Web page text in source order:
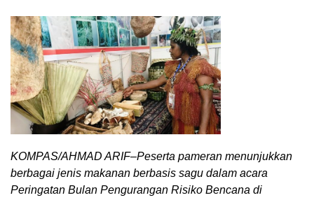
KOMPAS/AHMAD ARIF–Peserta pameran menunjukkan
berbagai jenis makanan berbasis sagu dalam acara
Peringatan Bulan Pengurangan Risiko Bencana di